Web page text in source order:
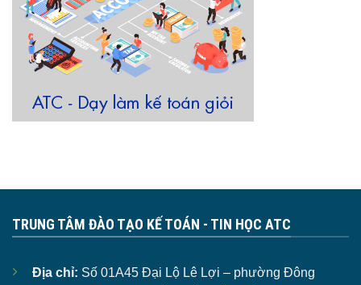
TRUNG TÂM ĐÀO TẠO KẾ TOÁN - TIN HỌC ATC
Địa chỉ: Số 01A45 Đại Lộ Lê Lợi – phường Đông